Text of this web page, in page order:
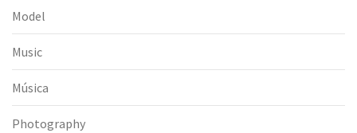
Model
Music
Música
Photography